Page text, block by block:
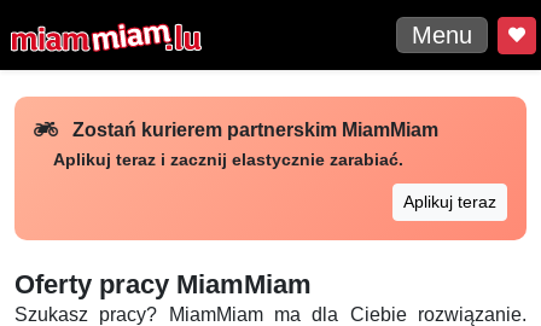
Menu
Zostań kurierem partnerskim MiamMiam
Aplikuj teraz i zacznij elastycznie zarabiać.
Aplikuj teraz
Oferty pracy MiamMiam
Szukasz pracy? MiamMiam ma dla Ciebie rozwiązanie.